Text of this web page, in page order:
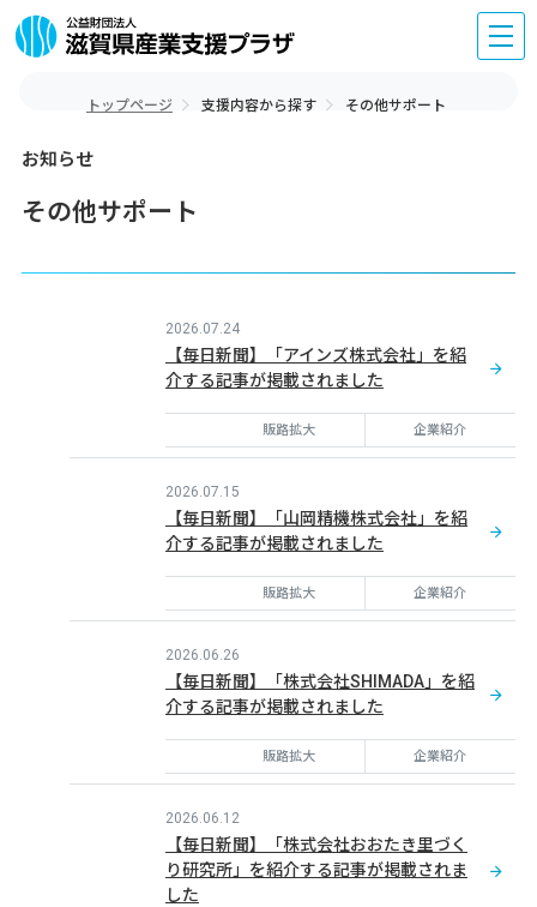
トップページ 支援内容から探す その他サポート
お知らせ
その他サポート
販路拡大 企業紹介
2026.07.24
【毎日新聞】「アインズ株式会社」を紹
介する記事が掲載されました
販路拡大 企業紹介
2026.07.15
【毎日新聞】「山岡精機株式会社」を紹
介する記事が掲載されました
販路拡大 企業紹介
2026.06.26
【毎日新聞】「株式会社SHIMADA」を紹
介する記事が掲載されました
2026.06.12
【毎日新聞】「株式会社おおたき里づく
り研究所」を紹介する記事が掲載されま
した